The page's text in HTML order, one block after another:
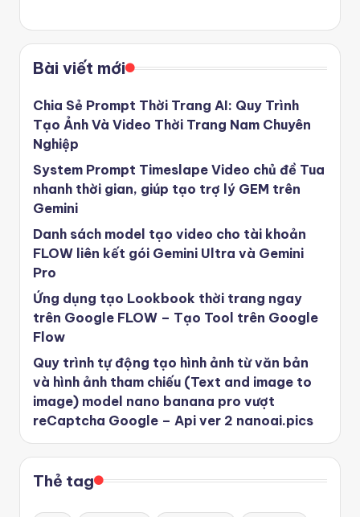
Bài viết mới
Chia Sẻ Prompt Thời Trang AI: Quy Trình
Tạo Ảnh Và Video Thời Trang Nam Chuyên
Nghiệp
System Prompt Timeslape Video chủ đề Tua
nhanh thời gian, giúp tạo trợ lý GEM trên
Gemini
Danh sách model tạo video cho tài khoản
FLOW liên kết gói Gemini Ultra và Gemini
Pro
Ứng dụng tạo Lookbook thời trang ngay
trên Google FLOW – Tạo Tool trên Google
Flow
Quy trình tự động tạo hình ảnh từ văn bản
và hình ảnh tham chiếu (Text and image to
image) model nano banana pro vượt
reCaptcha Google – Api ver 2 nanoai.pics
Thẻ tag